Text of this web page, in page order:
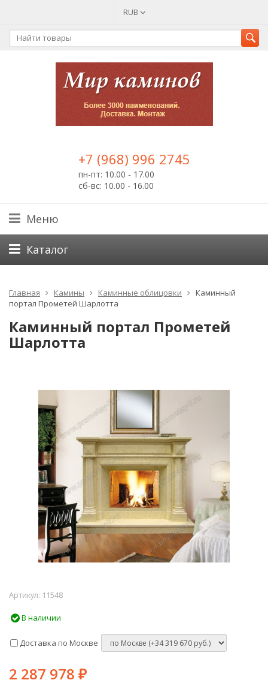
RUB
+7 (968) 996 2745
пн-пт: 10.00 - 17.00
сб-вс: 10.00 - 16.00
Меню
Каталог
Главная Камины Каминные облицовки
Каминный
портал Прометей Шарлотта
Каминный портал Прометей
Шарлотта
Артикул: 11548
В наличии
Доставка по Москве
2 287 978 ₽